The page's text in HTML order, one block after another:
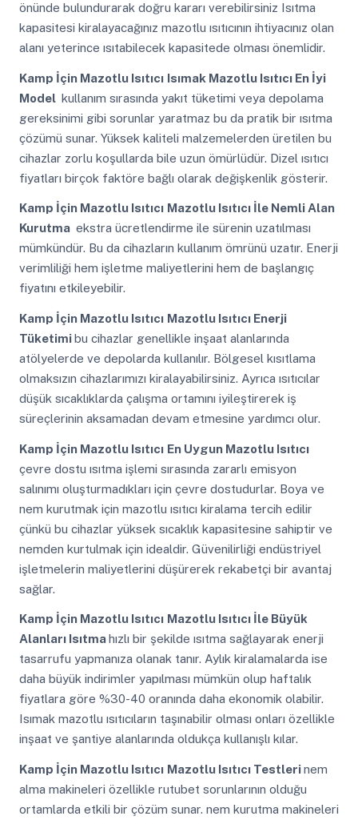
önünde bulundurarak doğru kararı verebilirsiniz Isıtma
kapasitesi kiralayacağınız mazotlu ısıtıcının ihtiyacınız olan
alanı yeterince ısıtabilecek kapasitede olması önemlidir.
Kamp İçin Mazotlu Isıtıcı Isımak Mazotlu Isıtıcı En İyi
Model kullanım sırasında yakıt tüketimi veya depolama
gereksinimi gibi sorunlar yaratmaz bu da pratik bir ısıtma
çözümü sunar. Yüksek kaliteli malzemelerden üretilen bu
cihazlar zorlu koşullarda bile uzun ömürlüdür. Dizel ısıtıcı
fiyatları birçok faktöre bağlı olarak değişkenlik gösterir.
Kamp İçin Mazotlu Isıtıcı Mazotlu Isıtıcı İle Nemli Alan
Kurutma ekstra ücretlendirme ile sürenin uzatılması
mümkündür. Bu da cihazların kullanım ömrünü uzatır. Enerji
verimliliği hem işletme maliyetlerini hem de başlangıç
fiyatını etkileyebilir.
Kamp İçin Mazotlu Isıtıcı Mazotlu Isıtıcı Enerji
Tüketimibu cihazlar genellikle inşaat alanlarında
atölyelerde ve depolarda kullanılır. Bölgesel kısıtlama
olmaksızın cihazlarımızı kiralayabilirsiniz. Ayrıca ısıtıcılar
düşük sıcaklıklarda çalışma ortamını iyileştirerek iş
süreçlerinin aksamadan devam etmesine yardımcı olur.
Kamp İçin Mazotlu Isıtıcı En Uygun Mazotlu Isıtıcı
çevre dostu ısıtma işlemi sırasında zararlı emisyon
salınımı oluşturmadıkları için çevre dostudurlar. Boya ve
nem kurutmak için mazotlu ısıtıcı kiralama tercih edilir
çünkü bu cihazlar yüksek sıcaklık kapasitesine sahiptir ve
nemden kurtulmak için idealdir. Güvenilirliği endüstriyel
işletmelerin maliyetlerini düşürerek rekabetçi bir avantaj
sağlar.
Kamp İçin Mazotlu Isıtıcı Mazotlu Isıtıcı İle Büyük
Alanları Isıtmahızlı bir şekilde ısıtma sağlayarak enerji
tasarrufu yapmanıza olanak tanır. Aylık kiralamalarda ise
daha büyük indirimler yapılması mümkün olup haftalık
fiyatlara göre %30-40 oranında daha ekonomik olabilir.
Isımak mazotlu ısıtıcıların taşınabilir olması onları özellikle
inşaat ve şantiye alanlarında oldukça kullanışlı kılar.
Kamp İçin Mazotlu Isıtıcı Mazotlu Isıtıcı Testlerinem
alma makineleri özellikle rutubet sorunlarının olduğu
ortamlarda etkili bir çözüm sunar. nem kurutma makineleri